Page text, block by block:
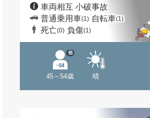
車両相互 小破事故
普通乗用車(1) 自転車(1)
死亡(0) 負傷(1)
45～54歳
他
晴